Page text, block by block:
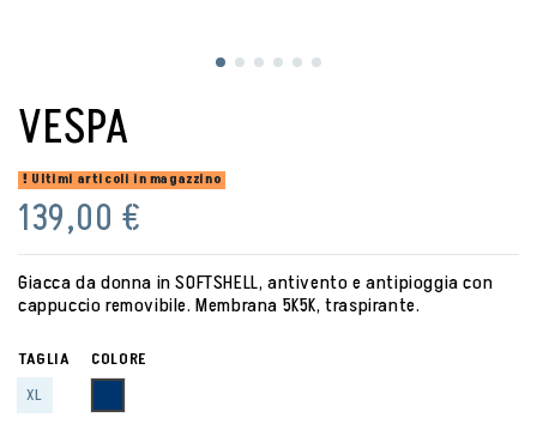
VESPA
Ultimi articoli in magazzino
139,00 €
Giacca da donna in SOFTSHELL, antivento e antipioggia con
cappuccio removibile. Membrana 5K5K, traspirante.
TAGLIA
XL
COLORE